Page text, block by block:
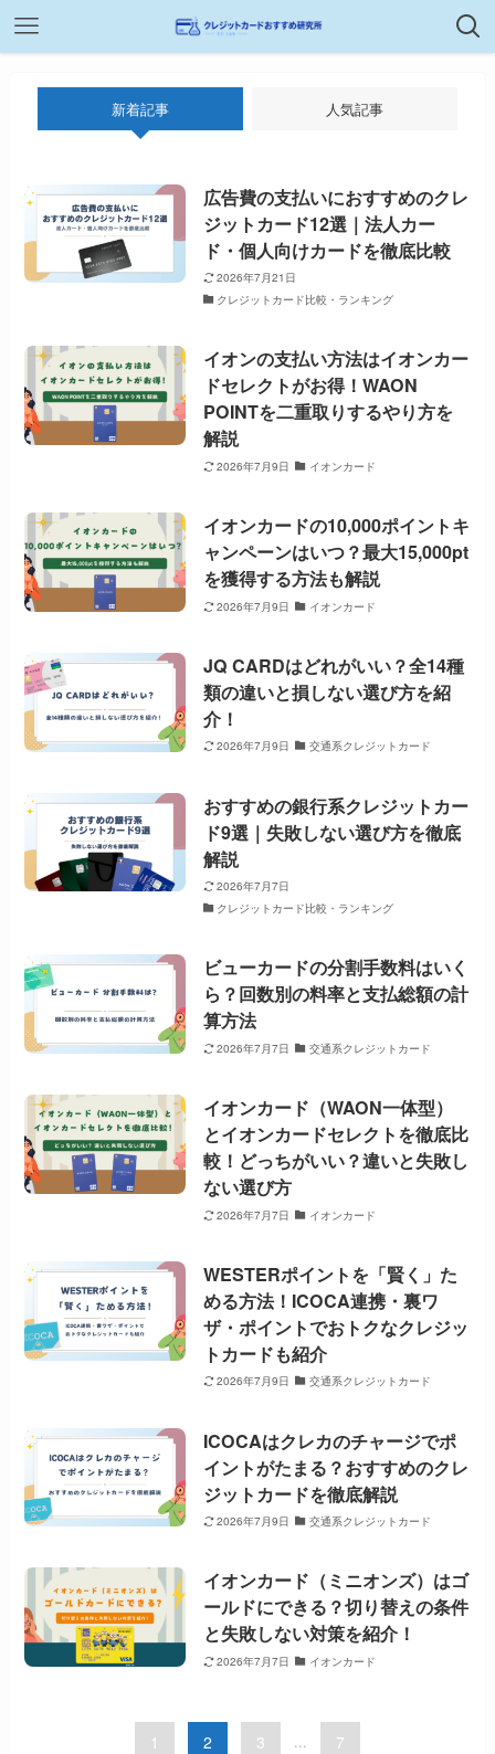
新着記事 人気記事
広告費の支払いにおすすめのクレ
ジットカード12選｜法人カー
ド・個人向けカードを徹底比較
2026年7月21日
クレジットカード比較・ランキング
イオンの支払い方法はイオンカー
ドセレクトがお得！WAON
POINTを二重取りするやり方を
解説
2026年7月9日 イオンカード
イオンカードの10,000ポイントキ
ャンペーンはいつ？最大15,000pt
を獲得する方法も解説
2026年7月9日 イオンカード
JQ CARDはどれがいい？全14種
類の違いと損しない選び方を紹
介！
2026年7月9日 交通系クレジットカード
おすすめの銀行系クレジットカー
ド9選｜失敗しない選び方を徹底
解説
2026年7月7日
クレジットカード比較・ランキング
ビューカードの分割手数料はいく
ら？回数別の料率と支払総額の計
算方法
2026年7月7日 交通系クレジットカード
イオンカード（WAON一体型）
とイオンカードセレクトを徹底比
較！どっちがいい？違いと失敗し
ない選び方
2026年7月7日 イオンカード
WESTERポイントを「賢く」た
める方法！ICOCA連携・裏ワ
ザ・ポイントでおトクなクレジッ
トカードも紹介
2026年7月9日 交通系クレジットカード
ICOCAはクレカのチャージでポ
イントがたまる？おすすめのクレ
ジットカードを徹底解説
2026年7月9日 交通系クレジットカード
イオンカード（ミニオンズ）はゴ
ールドにできる？切り替えの条件
と失敗しない対策を紹介！
2026年7月7日 イオンカード
1 2 3 ... 7